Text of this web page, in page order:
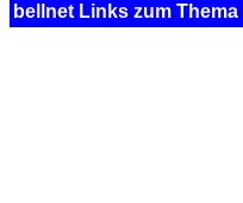
bellnet Links zum Thema